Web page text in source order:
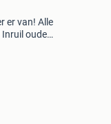
er van! Alle
oude